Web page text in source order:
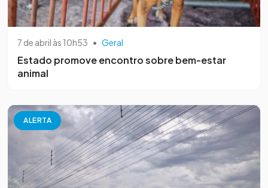
7 de abril às 10h53 • Geral
Estado promove encontro sobre bem-estar
animal
ALERTA